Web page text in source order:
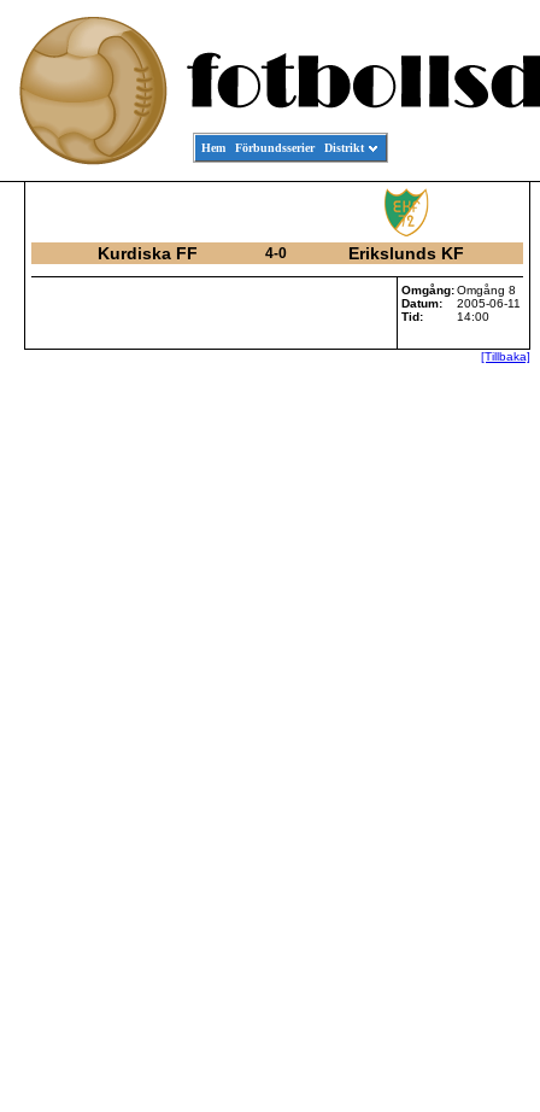
Hem Förbundsserier Distrikt
Kurdiska FF 4-0 Erikslunds KF
Omgång:Omgång 8
Datum:
2005-06-11
Tid:
14:00
[Tillbaka]